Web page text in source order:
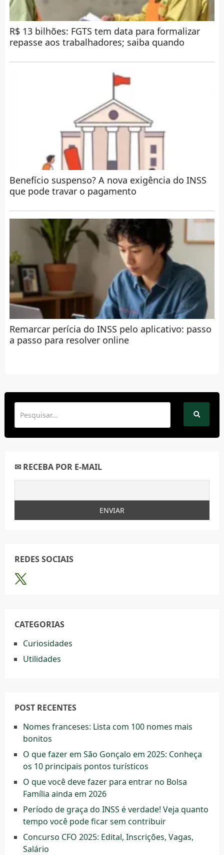
R$ 13 bilhões: FGTS tem data para formalizar
repasse aos trabalhadores; saiba quando
Benefício suspenso? A nova exigência do INSS
que pode travar o pagamento
Remarcar perícia do INSS pelo aplicativo: passo
a passo para resolver online
✉ RECEBA POR E-MAIL
REDES SOCIAIS
CATEGORIAS
Curiosidades
Utilidades
POST RECENTES
Nomes franceses: Lista com 100 nomes mais
bonitos
O que fazer em São Gonçalo em 2025: Conheça
os 10 principais pontos turísticos
O que você deve fazer para entrar no Bolsa
Família ainda em 2026
Período de graça do INSS é verdade! Veja quanto
tempo você pode ficar sem contribuir
Concurso CFO 2025: Edital, Inscrições, Vagas,
Salário